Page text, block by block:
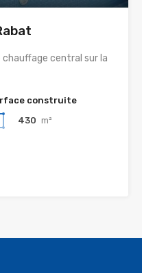
central sur la
construite
430 m²